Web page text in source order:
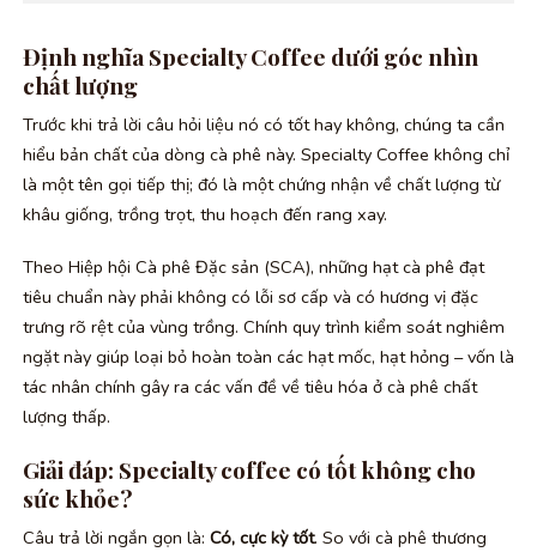
Định nghĩa Specialty Coffee dưới góc nhìn
chất lượng
Trước khi trả lời câu hỏi liệu nó có tốt hay không, chúng ta cần
hiểu bản chất của dòng cà phê này. Specialty Coffee không chỉ
là một tên gọi tiếp thị; đó là một chứng nhận về chất lượng từ
khâu giống, trồng trọt, thu hoạch đến rang xay.
Theo Hiệp hội Cà phê Đặc sản (SCA), những hạt cà phê đạt
tiêu chuẩn này phải không có lỗi sơ cấp và có hương vị đặc
trưng rõ rệt của vùng trồng. Chính quy trình kiểm soát nghiêm
ngặt này giúp loại bỏ hoàn toàn các hạt mốc, hạt hỏng – vốn là
tác nhân chính gây ra các vấn đề về tiêu hóa ở cà phê chất
lượng thấp.
Giải đáp: Specialty coffee có tốt không cho
sức khỏe?
Câu trả lời ngắn gọn là: Có, cực kỳ tốt. So với cà phê thương